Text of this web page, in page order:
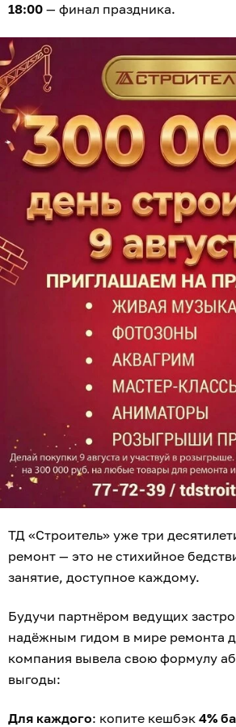
18:00 — финал праздника.
ТД «Строитель» уже три
ремонт — это не стихийное
занятие, доступное каждому.
Будучи партнёром ведущих
надёжным гидом в мире ремонта
компания вывела свою формулу
выгоды:
Для каждого: копите кешбэк 4%